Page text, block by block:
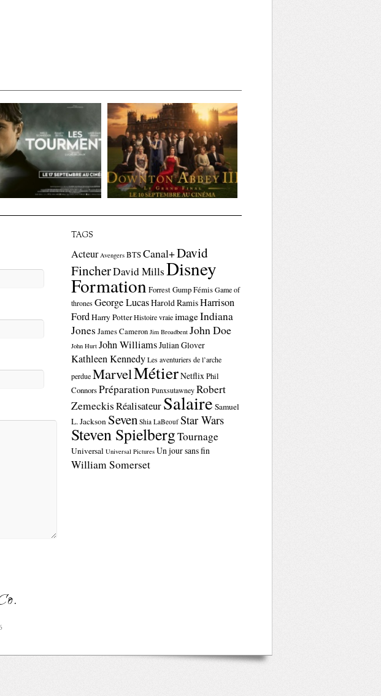
TAGS
Acteur Avengers BTSCanal+David
FincherDavid MillsDisney
FormationForrest GumpFémis Game of
thrones George LucasHarold RamisHarrison
FordHarry PotterHistoire vraie imageIndiana
Jones James Cameron Jim Broadbent John Doe
John Hurt John WilliamsJulian Glover
Kathleen Kennedy Les aventuriers de l’arche
perdue MarvelMétierNetflixPhil
ConnorsPréparation Punxsutawney Robert
ZemeckisRéalisateurSalaire Samuel
L. Jackson Seven Shia LaBeouf Star Wars
Steven SpielbergTournage
Universal Universal Pictures Un jour sans fin
William Somerset